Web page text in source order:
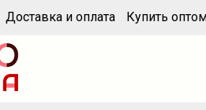
Доставка и оплата Купить